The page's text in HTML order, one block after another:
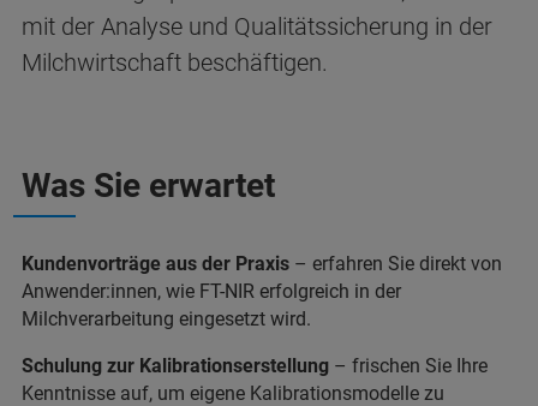
mit der Analyse und Qualitätssicherung in der
Milchwirtschaft beschäftigen.
Was Sie erwartet
Kundenvorträge aus der Praxis – erfahren Sie direkt von
Anwender:innen, wie FT-NIR erfolgreich in der
Milchverarbeitung eingesetzt wird.
Schulung zur Kalibrationserstellung – frischen Sie Ihre
Kenntnisse auf, um eigene Kalibrationsmodelle zu